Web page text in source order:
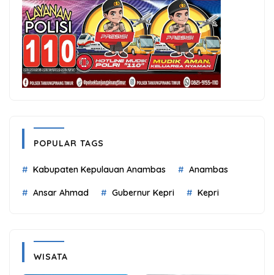
POPULAR TAGS
Kabupaten Kepulauan Anambas Anambas
Ansar Ahmad Gubernur Kepri Kepri
WISATA